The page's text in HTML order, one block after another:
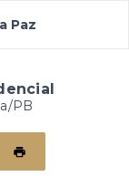
Paz
PB